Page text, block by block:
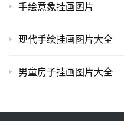
手绘意象挂画图片
现代手绘挂画图片大全
男童房子挂画图片大全